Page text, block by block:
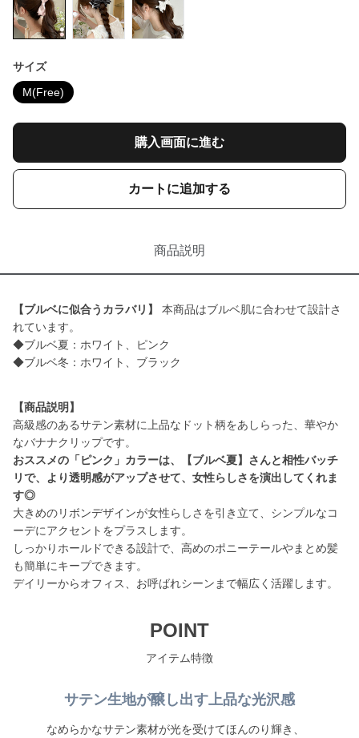
サイズ
M(Free)
購入画面に進む
カートに追加する
商品説明
【ブルベに似合うカラバリ】
本商品はブルベ肌に合わせて設計さ
れています。
◆ブルベ夏：ホワイト、ピンク
◆ブルベ冬：ホワイト、ブラック
【商品説明】
高級感のあるサテン素材に上品なドット柄をあしらった、華やか
おススメの「ピンク」カラーは、【ブルベ夏】さんと相性バッチ
リで、より透明感がアップさせて、女性らしさを演出してくれま
す◎
大きめのリボンデザインが女性らしさを引き立て、シンプルなコ
ーデにアクセントをプラスします。
しっかりホールドできる設計で、高めのポニーテールやまとめ髪
も簡単にキープできます。
デイリーからオフィス、お呼ばれシーンまで幅広く活躍します。
POINT
アイテム特徴
サテン生地が醸し出す上品な光沢感
なめらかなサテン素材が光を受けてほんのり輝き、